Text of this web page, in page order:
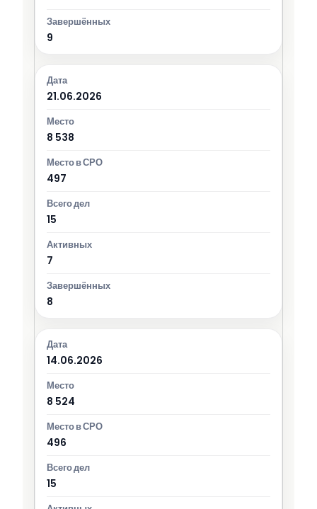
9
21.06.2026
8 538
497
15
7
8
14.06.2026
8 524
496
15